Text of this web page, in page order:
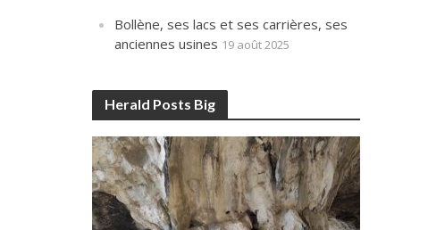
Bollène, ses lacs et ses carrières, ses
anciennes usines 19 août 2025
Herald Posts Big